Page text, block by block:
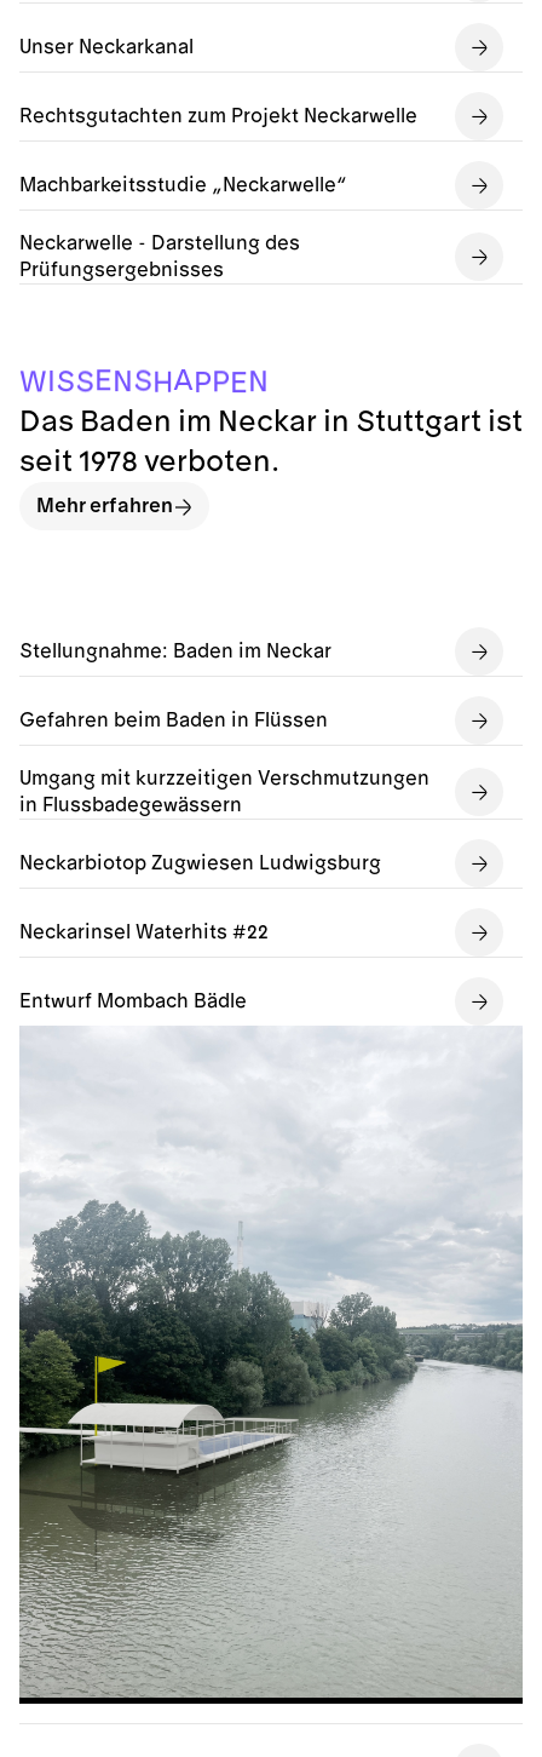
Unser Neckarkanal
Rechtsgutachten zum Projekt Neckarwelle
Machbarkeitsstudie „Neckarwelle“
Neckarwelle - Darstellung des
Prüfungsergebnisses
Stellungnahme: Baden im Neckar
Gefahren beim Baden in Flüssen
Umgang mit kurzzeitigen Verschmutzungen
in Flussbadegewässern
Neckarbiotop Zugwiesen Ludwigsburg
Neckarinsel Waterhits #22
Entwurf Mombach Bädle
W SSE N SHAPPEN
Das Baden im Neckar in Stuttgart ist
seit 1978 verboten.
Mehr erfahren